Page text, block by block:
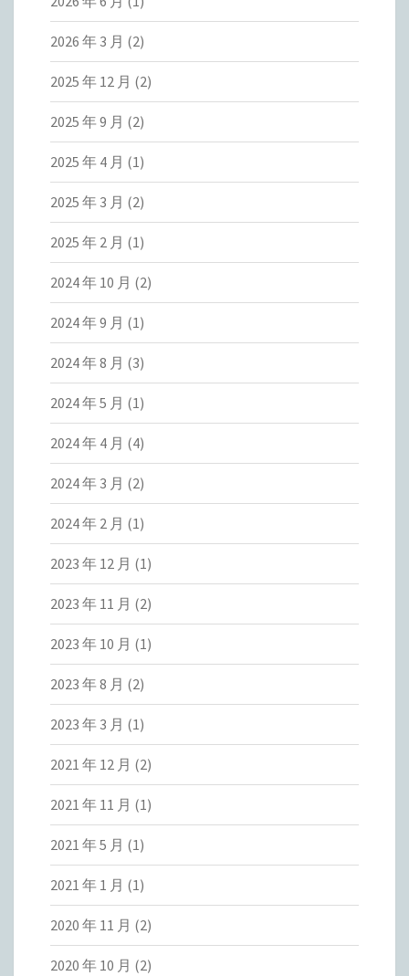
2026 年 3 月 (2)
2025 年 12 月 (2)
2025 年 9 月 (2)
2025 年 4 月 (1)
2025 年 3 月 (2)
2025 年 2 月 (1)
2024 年 10 月 (2)
2024 年 9 月 (1)
2024 年 8 月 (3)
2024 年 5 月 (1)
2024 年 4 月 (4)
2024 年 3 月 (2)
2024 年 2 月 (1)
2023 年 12 月 (1)
2023 年 11 月 (2)
2023 年 10 月 (1)
2023 年 8 月 (2)
2023 年 3 月 (1)
2021 年 12 月 (2)
2021 年 11 月 (1)
2021 年 5 月 (1)
2021 年 1 月 (1)
2020 年 11 月 (2)
2020 年 10 月 (2)